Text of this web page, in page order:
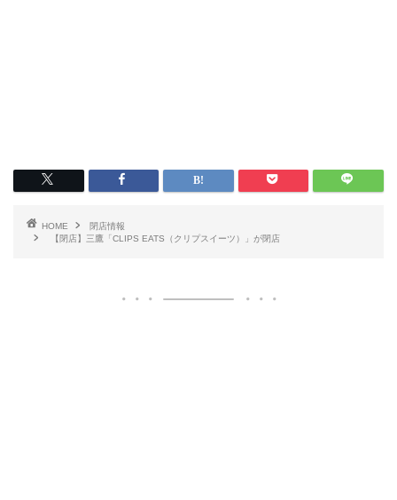
HOME
閉店情報
【閉店】三鷹「CLIPS EATS（クリプスイーツ）」が閉店